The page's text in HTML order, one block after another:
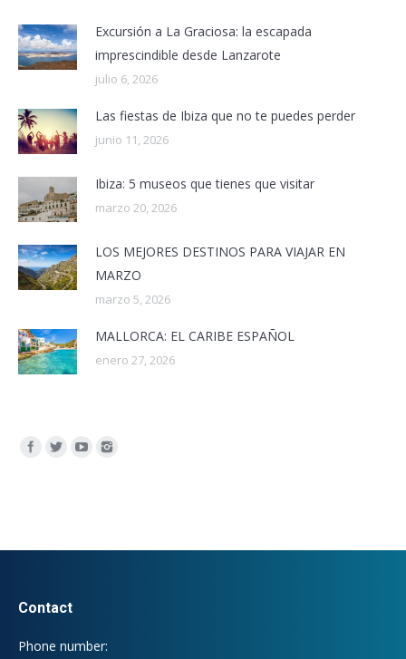
Excursión a La Graciosa: la escapada
imprescindible desde Lanzarote
julio 6, 2026
Las fiestas de Ibiza que no te puedes perder
junio 11, 2026
Ibiza: 5 museos que tienes que visitar
marzo 20, 2026
LOS MEJORES DESTINOS PARA VIAJAR EN
MARZO
marzo 5, 2026
MALLORCA: EL CARIBE ESPAÑOL
enero 27, 2026
Encuéntranos en:
Contact
Phone number: